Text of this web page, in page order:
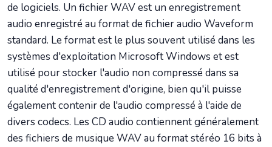
de logiciels. Un fichier WAV est un enregistrement
audio enregistré au format de fichier audio Waveform
standard. Le format est le plus souvent utilisé dans les
systèmes d'exploitation Microsoft Windows et est
utilisé pour stocker l'audio non compressé dans sa
qualité d'enregistrement d'origine, bien qu'il puisse
également contenir de l'audio compressé à l'aide de
divers codecs. Les CD audio contiennent généralement
des fichiers de musique WAV au format stéréo 16 bits à